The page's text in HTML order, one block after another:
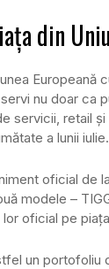
din
Europeană
nu doar
servicii, retail
a lunii iulie.
oficial de
modele –
oficial pe
un portofoliu